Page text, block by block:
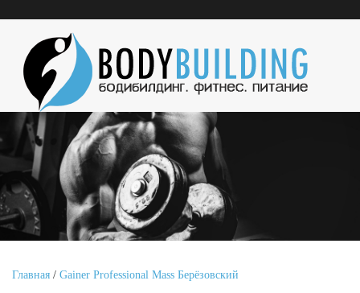
Главная / Gainer Professional Mass Берёзовский